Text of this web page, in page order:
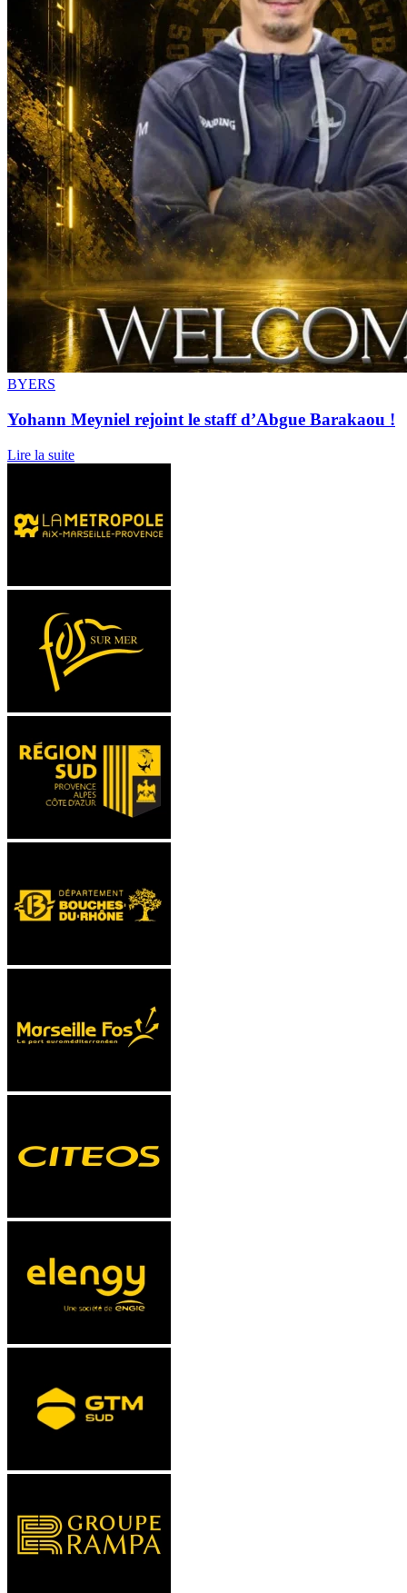
BYERS
Yohann Meyniel rejoint le staff d’Abgue Barakaou !
Lire la suite